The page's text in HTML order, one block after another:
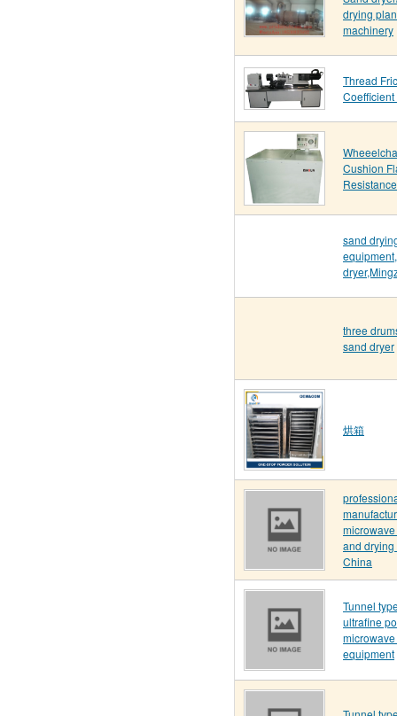
drying
machinery
Thread
Coefficient
Cushion
sand
three
sand dryer
烘箱
and
China
Tunnel
ultrafine
equipment